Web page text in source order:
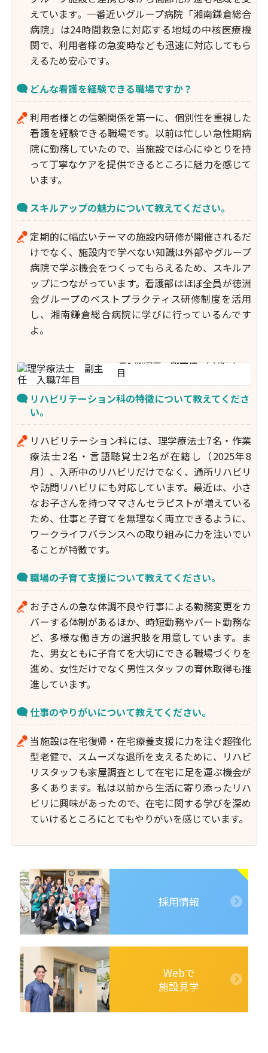
えています。一番近いグループ病院「湘南鎌倉総合
病院」は24時間救急に対応する地域の中核医療機
関で、利用者様の急変時なども迅速に対応してもら
えるため安心です。
どんな看護を経験できる職場ですか？
利用者様との信頼関係を第一に、個別性を重視した
看護を経験できる職場です。以前は忙しい急性期病
院に勤務していたので、当施設では心にゆとりを持
って丁寧なケアを提供できるところに魅力を感じて
います。
スキルアップの魅力について教えてください。
定期的に幅広いテーマの施設内研修が開催されるだ
けでなく、施設内で学べない知識は外部やグループ
病院で学ぶ機会をつくってもらえるため、スキルア
ップにつながっています。看護部はほぼ全員が徳洲
会グループのベストプラクティス研修制度を活用
し、湘南鎌倉総合病院に学びに行っているんです
よ。
理学療法士 副主任 入職7年
目
リハビリテーション科の特徴について教えてくださ
い。
リハビリテーション科には、理学療法士7名・作業
療法士2名・言語聴覚士2名が在籍し（2025年8
月）、入所中のリハビリだけでなく、通所リハビリ
や訪問リハビリにも対応しています。最近は、小さ
なお子さんを持つママさんセラピストが増えている
ため、仕事と子育てを無理なく両立できるように、
ワークライフバランスへの取り組みに力を注いでい
ることが特徴です。
職場の子育て支援について教えてください。
お子さんの急な体調不良や行事による勤務変更をカ
バーする体制があるほか、時短勤務やパート勤務な
ど、多様な働き方の選択肢を用意しています。ま
た、男女ともに子育てを大切にできる職場づくりを
進め、女性だけでなく男性スタッフの育休取得も推
進しています。
仕事のやりがいについて教えてください。
当施設は在宅復帰・在宅療養支援に力を注ぐ超強化
型老健で、スムーズな退所を支えるために、リハビ
リスタッフも家屋調査として在宅に足を運ぶ機会が
多くあります。私は以前から生活に寄り添ったリハ
ビリに興味があったので、在宅に関する学びを深め
ていけるところにとてもやりがいを感じています。
採用情報
Webで
施設見学